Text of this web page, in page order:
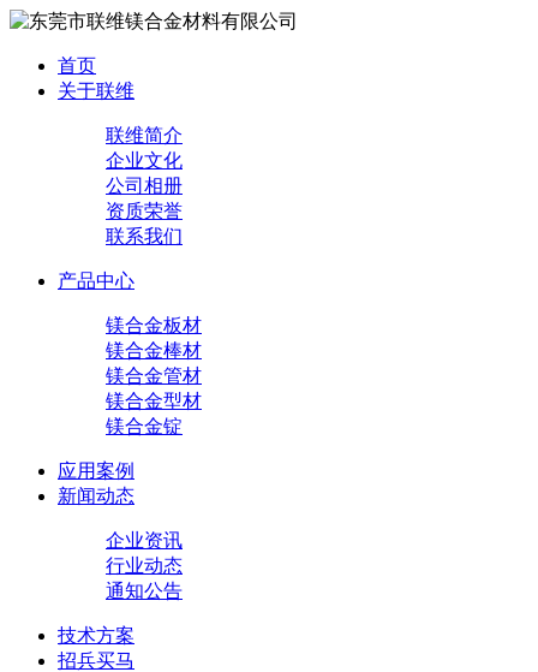
首页
关于联维
联维简介
企业文化
公司相册
资质荣誉
联系我们
产品中心
镁合金板材
镁合金棒材
镁合金管材
镁合金型材
镁合金锭
应用案例
新闻动态
企业资讯
行业动态
通知公告
技术方案
招兵买马